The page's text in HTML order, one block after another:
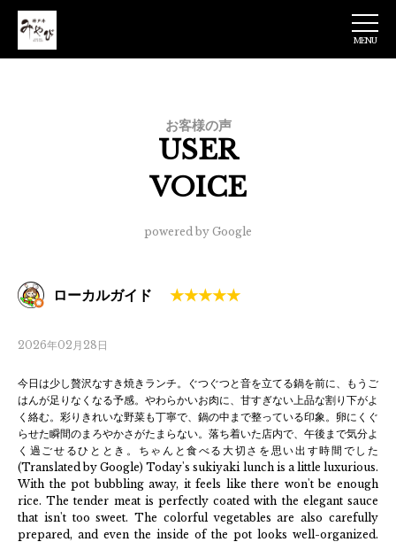
神戸牛みやび 日
MENU
お客様の声
USER
VOICE
powered by Google
ローカルガイド
2026年02月28日
今日は少し贅沢なすき焼きランチ。ぐつぐつと音を立てる鍋を前に、もうご
はんが足りなくなる予感。やわらかいお肉に、甘すぎない上品な割り下がよ
く絡む。彩りきれいな野菜も丁寧で、鍋の中まで整っている印象。卵にくぐ
らせた瞬間のまろやかさがたまらない。落ち着いた店内で、午後まで気分よ
く過ごせるひととき。ちゃんと食べる大切さを思い出す時間でした
(Translated by Google) Today's sukiyaki lunch is a little luxurious.
With the pot bubbling away, it feels like there won't be enough
rice. The tender meat is perfectly coated with the elegant sauce
that isn't too sweet. The colorful vegetables are also carefully
prepared, and even the inside of the pot looks well-organized.